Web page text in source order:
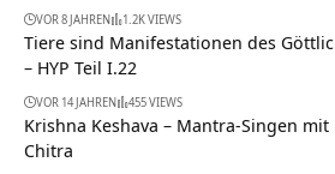
VOR 8 JAHREN 1.2K VIEWS
Tiere sind Manifestationen des
– HYP Teil I.22
VOR 14 JAHREN 455 VIEWS
Krishna Keshava – Mantra-Singen mit
Chitra